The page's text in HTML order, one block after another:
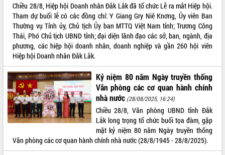
THỐNG KÊ TRUY CẬP
Hôm nay: 450
Tất cả: 66113564
Chiều 28/8, Hiệp hội Doanh nhân Đắk Lắk đã tổ chức Lễ ra mắt Hiệp hội.
Tham dự buổi lễ có các đồng chí: Y Giang Gry Niê Knơng, Ủy viên Ban
Thường vụ Tỉnh ủy, Chủ tịch Ủy ban MTTQ Việt Nam tỉnh; Trương Công
Thái, Phó Chủ tịch UBND tỉnh; đại diện lãnh đạo các sở, ban, ngành, địa
phương, các hiệp hội doanh nhân, doanh nghiệp và gần 260 hội viên
Hiệp hội Doanh nhân Đắk Lắk.
Kỷ niệm 80 năm Ngày truyền thống
Văn phòng các cơ quan hành chính
nhà nước (28/08/2025, 16:24)
Chiều 28/8, Văn phòng UBND tỉnh Đắk
Lắk long trọng tổ chức buổi tọa đàm, gặp
mặt kỷ niệm 80 năm Ngày truyền thống
Văn phòng các cơ quan hành chính nhà nước (28/8/1945 - 28/8/2025).